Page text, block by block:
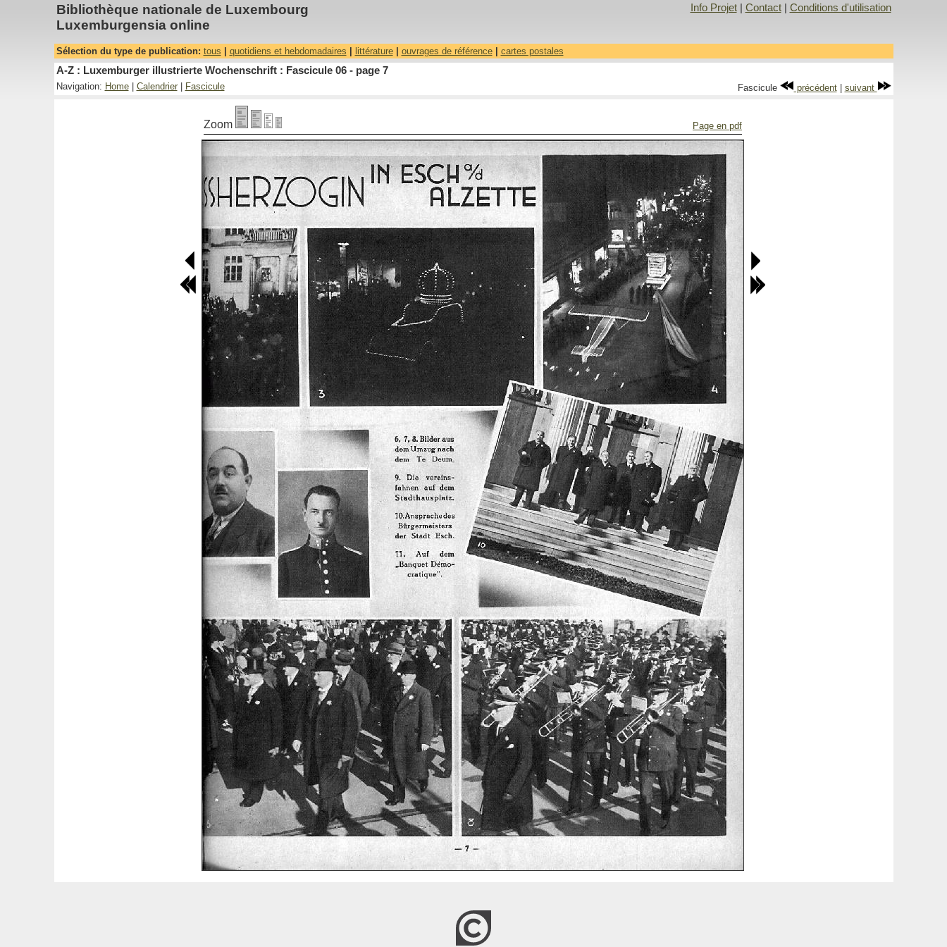
Bibliothèque nationale de Luxembourg
Luxemburgensia online
Info Projet| Contact| Conditions d'utilisation
Sélection du type de publication: tous quotidiens et hebdomadaires littérature| ouvrages de référence| cartes postales
A-Z : Luxemburger illustrierte Wochenschrift : Fascicule 06 - page 7
Navigation: Home| Calendrier| Fascicule Fascicule précédent| suivant
Zoom Page en pdf